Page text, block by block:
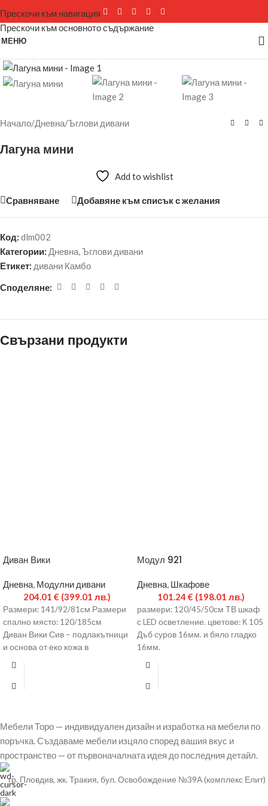
Прескочи към навигация
Прескочи към основното съдържание
МЕНЮ
Начало/Дневна/Ъглови дивани
Лагуна мини
Add to wishlist
Сравняване Добавяне към списък с желания
Код: dlm002
Категории: Дневна,Ъглови дивани
Етикет: дивани Камбо
Споделяне:
Свързани продукти
Диван Вики
Дневна, Модулни дивани
204.01 € (399.01 лв.)
Размери: 141/92/81см Размери
спално място: 120/185см
Диван Вики Сив – подлакътници
и основа от еко кожа в
цвят molero 1789, седалка и гръб
Модул 921
Дневна, Шкафове
101.24 € (198.01 лв.)
размери: 120/45/50см ТВ шкаф
с LED осветление. цветове: К 105
Дъб суров 16мм. и бяло гладко
16мм.
Мебели Торо — индивидуален дизайн и изработка на мебели по
поръчка. Създаваме мебели изцяло според вашия вкус и
пространство — от първоначалната идея до последния детайл.
гр. Пловдив, жк. Тракия, бул. Освобождение №39А (комплекс Елит)